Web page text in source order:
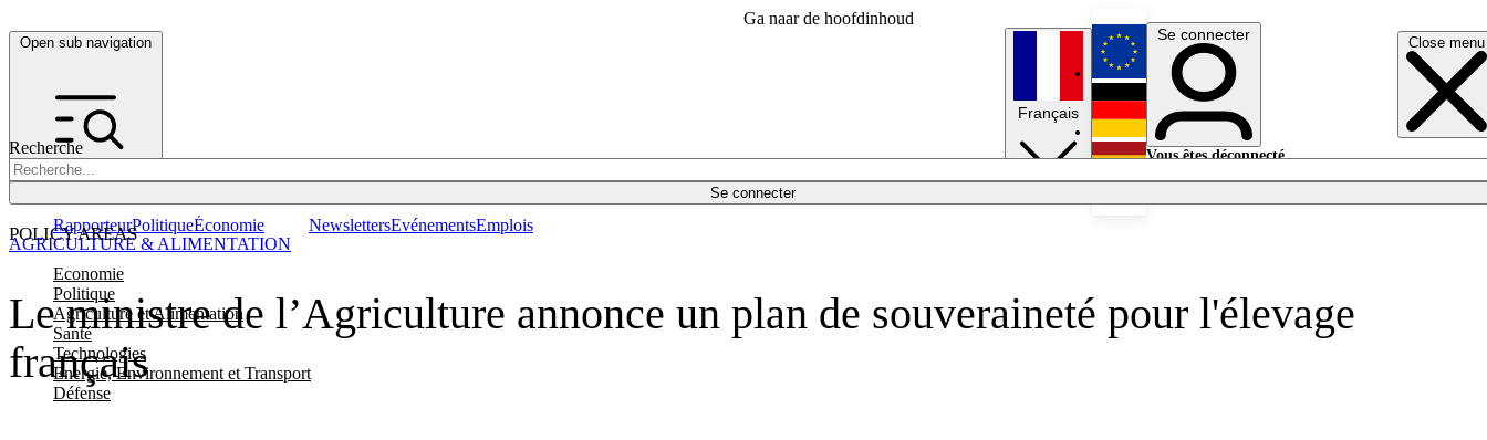
Ga naar de hoofdinhoud
Open sub navigation Close menu
Recherche
Se connecter
POLICY AREAS
Economie
Politique
Agriculture et Alimentation
Santé
Technologies
Energie, Environnement et Transport
Défense
RapporteurPolitiqueÉconomie NewslettersEvénementsEmplois
Français
English
Deutsch
Se connecter
Vous êtes déconnecté.
Le ministre de l’Agriculture annonce un plan de souveraineté pour l'élevage
français
AGRICULTURE & ALIMENTATION